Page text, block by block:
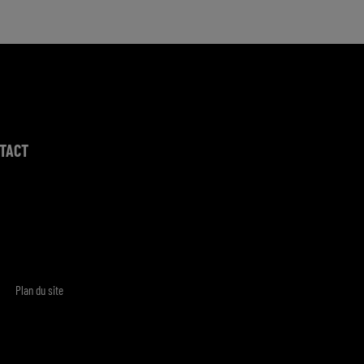
Plan du site